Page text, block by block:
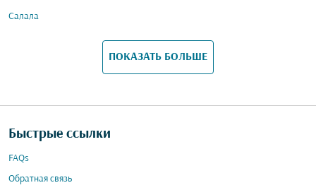
Салала
ПОКАЗАТЬ БОЛЬШЕ
Быстрые ссылки
FAQs
Обратная связь